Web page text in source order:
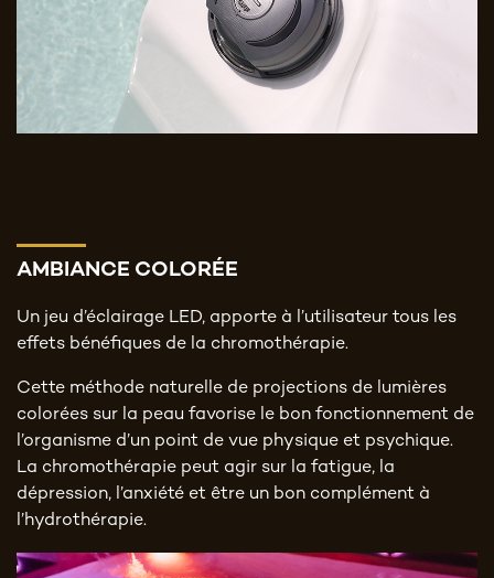
AMBIANCE COLORÉE
Un jeu d’éclairage LED, apporte à l’utilisateur tous les
effets bénéfiques de la chromothérapie.
Cette méthode naturelle de projections de lumières
colorées sur la peau favorise le bon fonctionnement de
l’organisme d’un point de vue physique et psychique.
La chromothérapie peut agir sur la fatigue, la
dépression, l’anxiété et être un bon complément à
l’hydrothérapie.